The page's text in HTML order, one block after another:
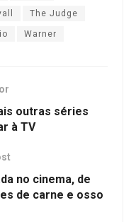
The Judge
Warner
outras séries
à TV
no cinema, de
de carne e osso